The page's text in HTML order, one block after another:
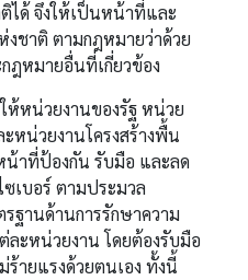
ได้ จึงให้เป็นหน้าที่และ
ชาติ ตามกฎหมายว่าด้วย
ฎหมายอื่นที่เกี่ยวข้อง
ห้หน่วยงานของรัฐ หน่วย
หน่วยงานโครงสร้างพื้น
าที่ป้องกัน รับมือ และลด
ซเบอร์ ตามประมวล
ฐานด้านการรักษาความ
ะหน่วยงาน โดยต้องรับมือ
ร้ายแรงด้วยตนเอง ทั้งนี้